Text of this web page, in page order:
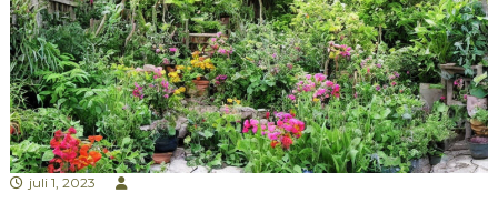
juli 1, 2023